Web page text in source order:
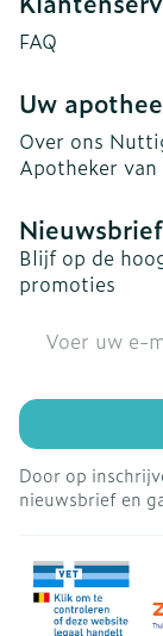
FAQ
Uw
Over ons
Apotheker van
Nieuwsbrief
Blijf op de
promoties
Door op
nieuwsbrief en